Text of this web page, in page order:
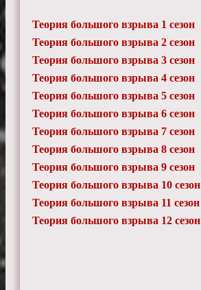
Теория большого взрыва 1 сезон
Теория большого взрыва 2 сезон
Теория большого взрыва 3 сезон
Теория большого взрыва 4 сезон
Теория большого взрыва 5 сезон
Теория большого взрыва 6 сезон
Теория большого взрыва 7 сезон
Теория большого взрыва 8 сезон
Теория большого взрыва 9 сезон
Теория большого взрыва 10 сезон
Теория большого взрыва 11 сезон
Теория большого взрыва 12 сезон